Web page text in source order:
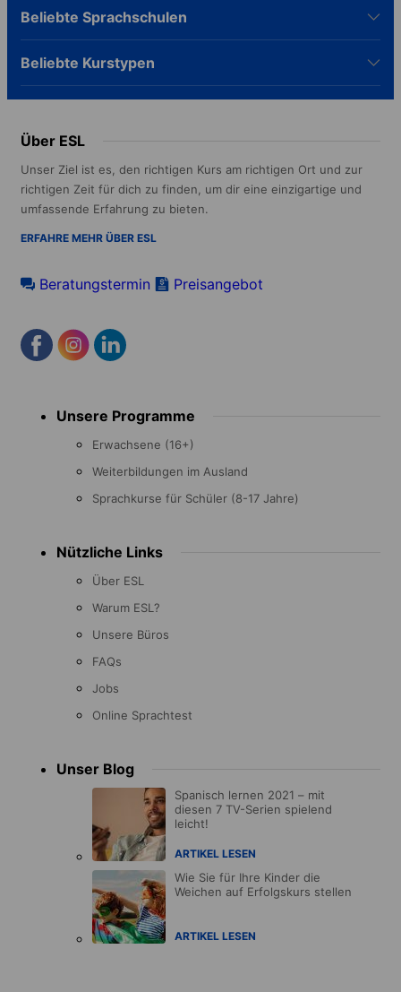
in einem unserer 40+ Büros oder per Telefon,
E-Mail und Video.
Tag fehl am Platz, setzt dich die Schule
innerhalb von 24 Stunden um. Ab B1 sind
DELE und SIELE erreichbar, beide von allen
spanischsprachigen Universitäten und den
meisten Arbeitgebern weltweit anerkannt.
Beliebte Sprachschulen
Beliebte Kurstypen
Über ESL
Unser Ziel ist es, den richtigen Kurs am richtigen Ort und zur
richtigen Zeit für dich zu finden, um dir eine einzigartige und
umfassende Erfahrung zu bieten.
ERFAHRE MEHR ÜBER ESL
Beratungstermin Preisangebot
menu Unsere Programme
Erwachsene (16+)
Weiterbildungen im Ausland
Sprachkurse für Schüler (8-17 Jahre)
Nützliche Links
Über ESL
Warum ESL?
Unsere Büros
FAQs
Jobs
Online Sprachtest
Unser Blog
Spanisch lernen 2021 – mit
diesen 7 TV-Serien spielend
leicht!
ARTIKEL LESEN
Wie Sie für Ihre Kinder die
Weichen auf Erfolgskurs stellen
ARTIKEL LESEN